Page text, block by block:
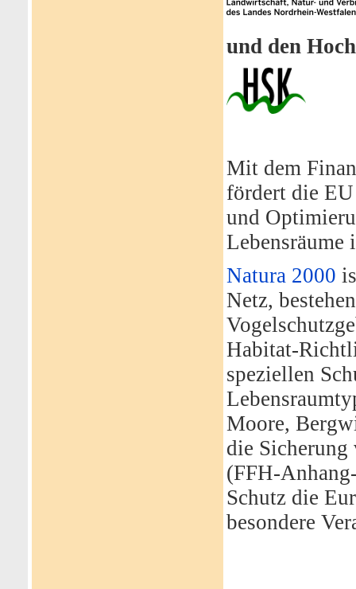
und den
Mit dem
fördert die
und
Natura 2000
Netz,
Habitat-
speziellen
Moore,
die Sicherung
(FFH-
Schutz die
besondere